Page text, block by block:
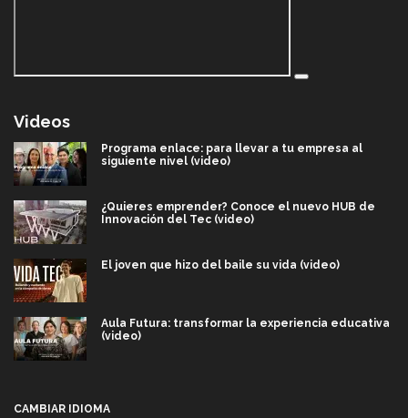
Videos
Programa enlace: para llevar a tu empresa al
siguiente nivel (video)
¿Quieres emprender? Conoce el nuevo HUB de
Innovación del Tec (video)
El joven que hizo del baile su vida (video)
Aula Futura: transformar la experiencia educativa
(video)
CAMBIAR IDIOMA